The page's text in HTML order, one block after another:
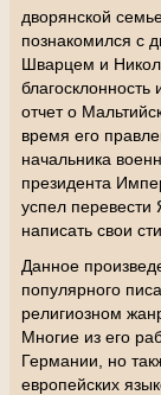
дворянской
познакомился с
Шварцем и
отчет о
время его
начальника
президента
успел
написать свои
Данное
популярного
религиозном
Многие из его
Германии, но
европейских